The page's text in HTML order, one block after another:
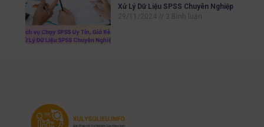
Xử Lý Dữ Liệu SPSS Chuyên Nghiệp
29/11/2024
3 Bình luận